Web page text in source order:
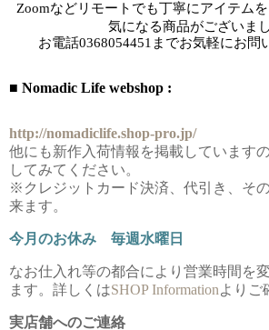
Zoomなどリモートでも丁寧にアイテムを
気になる商品がございま
お電話0368054451までお気軽にお問
■ Nomadic Life webshop :
http://nomadiclife.shop-pro.jp/
他にも新作入荷情報を掲載しています
してみてください。
※クレジットカード決済、代引き、そ
来ます。
今月のお休み 毎週水曜日
なお仕入れ等の都合により営業時間を
ます。詳しくはSHOP Informationよりご
実店舗へのご連絡